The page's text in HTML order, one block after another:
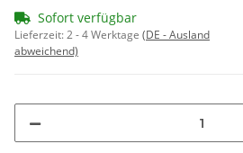
Sofort verfügbar
Lieferzeit:2 - 4 Werktage (DE - Ausland
abweichend)